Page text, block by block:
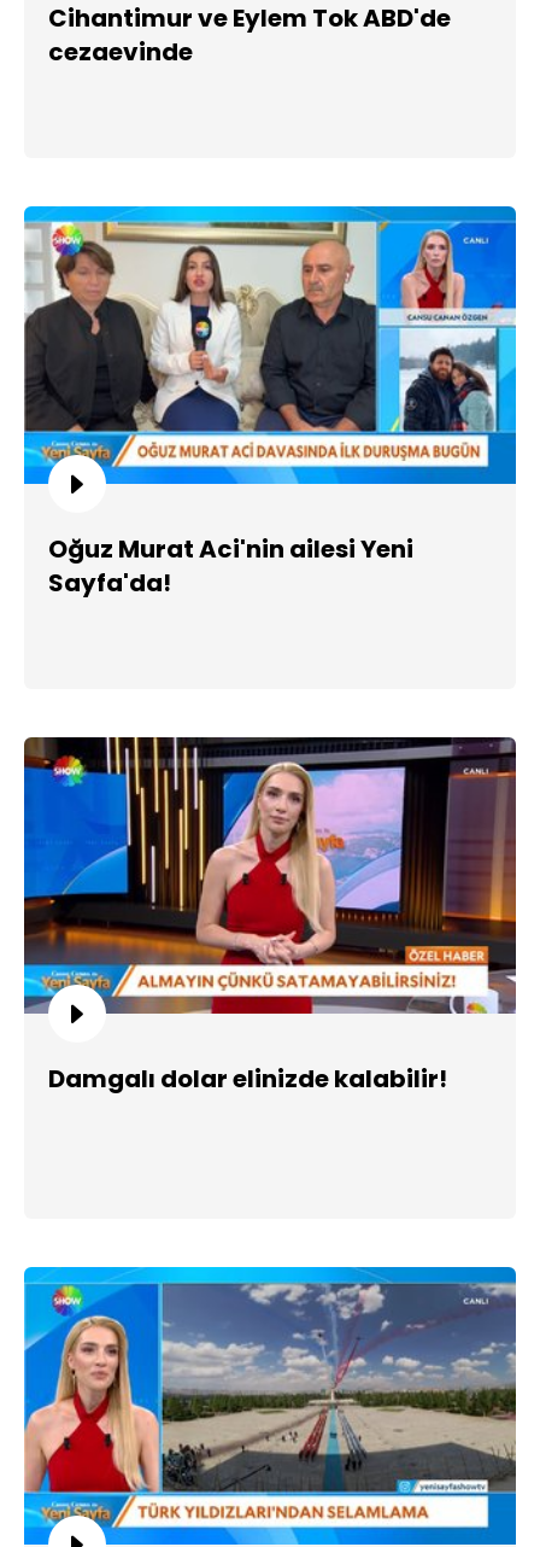
Cihantimur ve Eylem Tok ABD'de
cezaevinde
Oğuz Murat Aci'nin ailesi Yeni
Sayfa'da!
Damgalı dolar elinizde kalabilir!